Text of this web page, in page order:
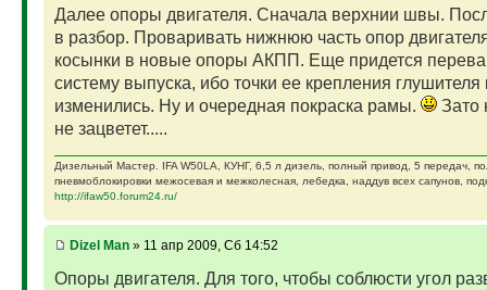
Далее опоры двигателя. Сначала верхнии швы.
в разбор. Проваривать нижнюю часть опор
косынки в новые опоры АКПП. Еще придется
систему выпуска, ибо точки ее крепления глушителя
изменились. Ну и очередная покраска рамы.
Зато
не зацветет.....
Дизельный Мастер. IFA W50LA, КУНГ, 6,5 л дизель, полный привод, 5 передач,
пневмоблокировки межосевая и межколесная, лебедка, наддув всех сапунов,
http://ifaw50.forum24.ru/
Dizel Man» 11 апр 2009, Сб 14:52
Опоры двигателя. Для того, чтобы соблюсти угол